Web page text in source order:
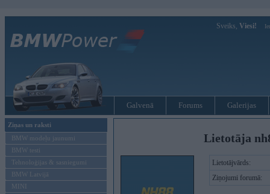
Sveiks, Viesi!
Galvenā Forums Galerijas
Ziņas un raksti
BMW modeļu jaunumi
BMW testi
Tehnoloģijas & sasniegumi
BMW Latvijā
MINI
Lietotāja
Lietotājvārds:
Ziņojumi forumā: